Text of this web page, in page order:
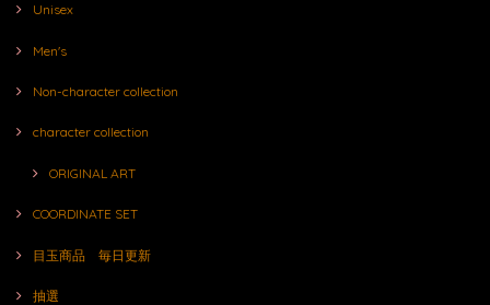
Unisex
Men's
Non-character collection
character collection
ORIGINAL ART
COORDINATE SET
目玉商品 毎日更新
抽選